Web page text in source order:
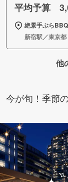
平均予算
絶景手ぶら
新宿駅／東京都
他
今が旬！季節